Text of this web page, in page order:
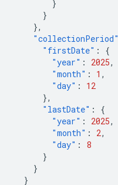
}
}
},
"collectionPeriod"
"firstDate" :
{
"year" : 2025,
"month" : 1 ,
"day" :
12
},
"lastDate" :
{
"year" : 2025,
"month" : 2,
"day" :
8
}
}
}